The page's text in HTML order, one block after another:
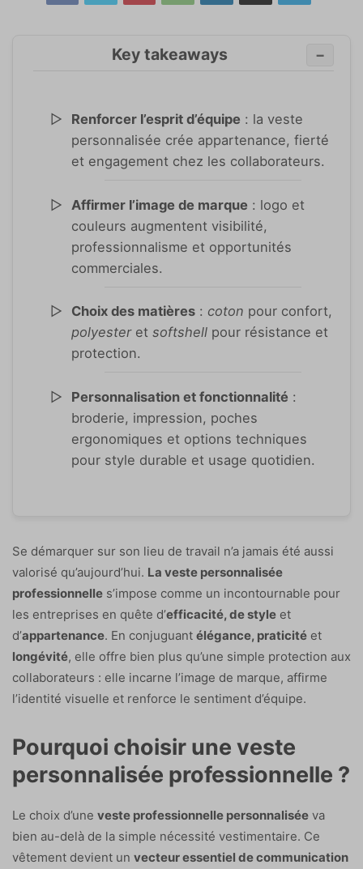
Key takeaways −
Renforcer l’esprit d’équipe : la veste
personnalisée crée appartenance, fierté
et engagement chez les collaborateurs.
Affirmer l’image de marque : logo et
couleurs augmentent visibilité,
professionnalisme et opportunités
commerciales.
Choix des matières : coton pour confort,
polyesteretsoftshell pour résistance et
protection.
Personnalisation et fonctionnalité :
broderie, impression, poches
ergonomiques et options techniques
pour style durable et usage quotidien.
Se démarquer sur son lieu de travail n’a jamais été aussi
valorisé qu’aujourd’hui. La veste personnalisée
professionnelle s’impose comme un incontournable pour
les entreprises en quête d’efficacité, de style et
d’appartenance. En conjuguant élégance, praticité et
longévité, elle offre bien plus qu’une simple protection aux
collaborateurs : elle incarne l’image de marque, affirme
l’identité visuelle et renforce le sentiment d’équipe.
Pourquoi choisir une veste
personnalisée professionnelle ?
Le choix d’une veste professionnelle personnalisée va
bien au-delà de la simple nécessité vestimentaire. Ce
vêtement devient un vecteur essentiel de communication